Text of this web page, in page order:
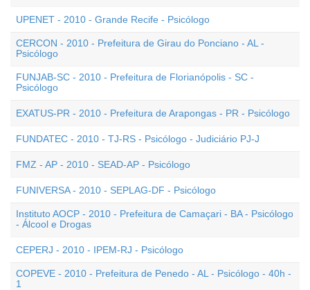
UPENET - 2010 - Grande Recife - Psicólogo
CERCON - 2010 - Prefeitura de Girau do Ponciano - AL -
Psicólogo
FUNJAB-SC - 2010 - Prefeitura de Florianópolis - SC -
Psicólogo
EXATUS-PR - 2010 - Prefeitura de Arapongas - PR - Psicólogo
FUNDATEC - 2010 - TJ-RS - Psicólogo - Judiciário PJ-J
FMZ - AP - 2010 - SEAD-AP - Psicólogo
FUNIVERSA - 2010 - SEPLAG-DF - Psicólogo
Instituto AOCP - 2010 - Prefeitura de Camaçari - BA - Psicólogo
- Álcool e Drogas
CEPERJ - 2010 - IPEM-RJ - Psicólogo
COPEVE - 2010 - Prefeitura de Penedo - AL - Psicólogo - 40h -
1